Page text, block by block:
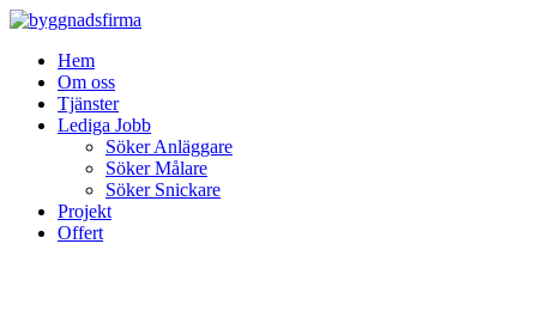
Skip
contentHem
Om oss
Tjänster
Lediga Jobb
Söker Anläggare
Söker Målare
Söker Snickare
Projekt
Offert